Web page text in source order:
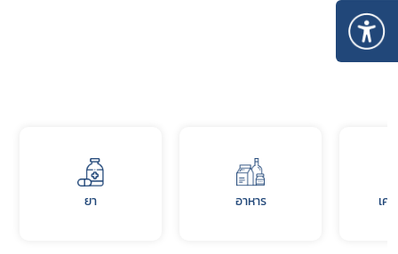
ยา อาหาร เค